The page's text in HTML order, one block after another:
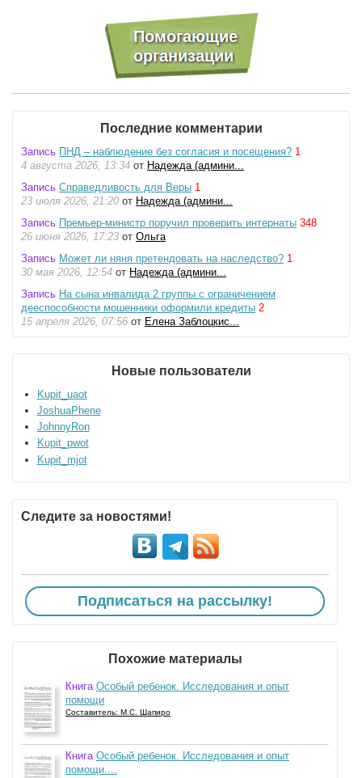
Последние комментарии
Запись ПНД – наблюдение без согласия и посещения? 1
4 августа 2026, 13:34 от Надежда (админи...
Запись Справедливость для Веры 1
23 июля 2026, 21:20 от Надежда (админи...
Запись Премьер-министр поручил проверить интернаты 348
26 июня 2026, 17:23 от Ольга
Запись Может ли няня претендовать на наследство? 1
30 мая 2026, 12:54 от Надежда (админи...
Запись На сына инвалида 2 группы с ограничением
дееспособности мошенники оформили кредиты 2
15 апреля 2026, 07:56 от Елена Заблоцкис...
Новые пользователи
Kupit_uaot
JoshuaPhene
JohnnyRon
Kupit_pwot
Kupit_mjot
Следите за новостями!
Подписаться на рассылку!
Похожие материалы
Книга Особый ребенок. Исследования и опыт
помощи
Составитель: М.С. Шапиро
Книга Особый ребенок. Исследования и опыт
помощи....